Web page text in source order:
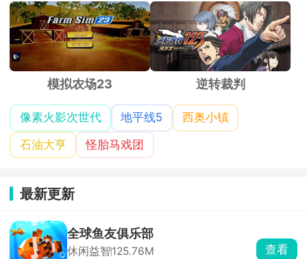
模拟农场23 逆转裁判
像素火影次世代 地平线5
西奥小镇
石油大亨
怪胎马戏团
最新更新
全球鱼友俱乐部
休闲益智125.76M
查看